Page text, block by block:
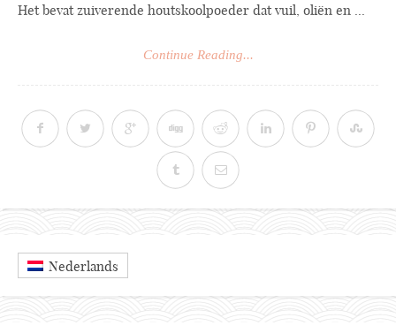
Het bevat zuiverende houtskoolpoeder dat vuil, oliën en ...
Continue Reading...
Nederlands